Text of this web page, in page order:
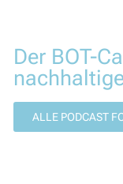
Der BOT-
ALLE PODCAST